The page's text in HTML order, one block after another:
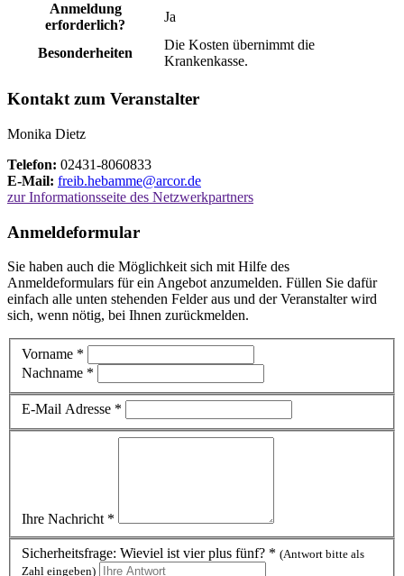
Anmeldung
erforderlich?
Ja
Besonderheiten
Die Kosten übernimmt die
Krankenkasse.
Kontakt zum Veranstalter
Monika Dietz
Telefon: 02431-8060833
E-Mail: freib.hebamme@arcor.de
zur Informationsseite des Netzwerkpartners
Anmeldeformular
Sie haben auch die Möglichkeit sich mit Hilfe des
Anmeldeformulars für ein Angebot anzumelden. Füllen Sie dafür
einfach alle unten stehenden Felder aus und der Veranstalter wird
sich, wenn nötig, bei Ihnen zurückmelden.
Vorname *
Nachname *
E-Mail Adresse *
Ihre Nachricht *
Sicherheitsfrage: Wieviel ist vier plus fünf? * (Antwort bitte als
Zahl eingeben)